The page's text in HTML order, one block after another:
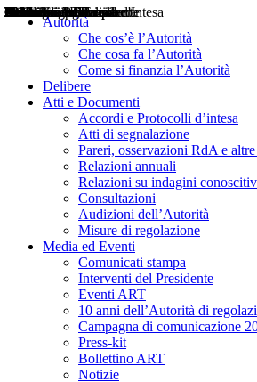
Autorità
Che cos’è l’Autorità
Che cosa fa l’Autorità
Come si finanzia l’Autorità
Delibere
Atti e Documenti
Accordi e Protocolli d’intesa
Atti di segnalazione
Pareri, osservazioni RdA e
Relazioni annuali
Relazioni su indagini
Consultazioni
Audizioni dell’Autorità
Misure di regolazione
Media ed Eventi
Comunicati stampa
Interventi del Presidente
Eventi ART
10 anni dell’Autorità di
Campagna di comunicazione
Press-kit
Bollettino ART
Notizie
Delibere
Pareri
Consultazioni
Audizioni
Atti di Segnalazione
Accordi e Protocolli d'Intesa
Relazioni annuali
Misure di regolazione
Notizie
Comunicati Stampa
Bollettini ART
Convegni ART
Interviste del Presidente
Articoli in primo piano
Interventi del Presidente
2004
2005
2010
2013
2014
2015
2016
2017
2018
2019
202
2020
2021
2022
2023
2024
2025
2026
Aereo
Marittimo
Terrestre